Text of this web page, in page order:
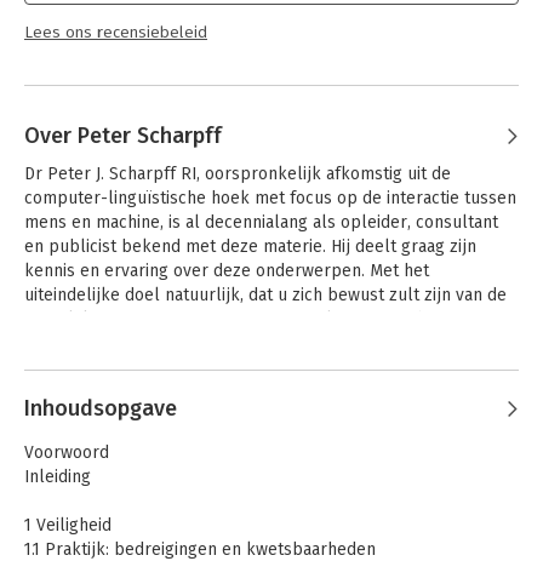
Lees ons recensiebeleid
Over Peter Scharpff
Dr Peter J. Scharpff RI, oorspronkelijk afkomstig uit de
computer-linguïstische hoek met focus op de interactie tussen
mens en machine, is al decennialang als opleider, consultant
en publicist bekend met deze materie. Hij deelt graag zijn
kennis en ervaring over deze onderwerpen. Met het
uiteindelijke doel natuurlijk, dat u zich bewust zult zijn van de
voelen en ook veilig wil zijn in de digitale wereld.
Andere boeken door Peter Scharpff
Inhoudsopgave
Voorwoord
Inleiding
1 Veiligheid
1.1 Praktijk: bedreigingen en kwetsbaarheden